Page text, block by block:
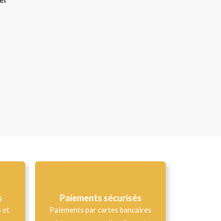
et
Paiements sécurisés
Paiements par cartes bancaires